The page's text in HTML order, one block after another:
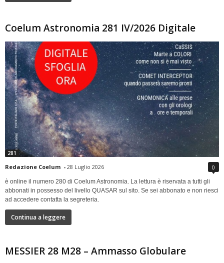
Coelum Astronomia 281 IV/2026 Digitale
281
Redazione Coelum - 28 Luglio 2026 0
è online il numero 280 di Coelum Astronomia. La lettura è riservata a tutti gli
abbonati in possesso del livello QUASAR sul sito. Se sei abbonato e non riesci
ad accedere contatta la segreteria.
Continua a leggere
MESSIER 28 M28 – Ammasso Globulare